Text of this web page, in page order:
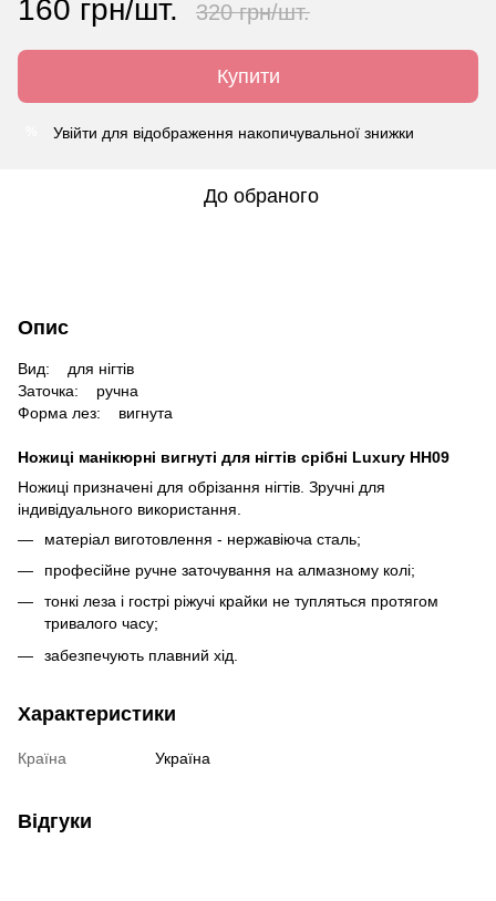
160 грн/шт. 320 грн/шт.
Купити
Увійти для відображення накопичувальної знижки
До обраного
Опис
Вид:
для нігтів
Заточка:
ручна
Форма лез:
вигнута
Ножиці манікюрні вигнуті для нігтів срібні Luxury HH09
Ножиці призначені для обрізання нігтів. Зручні для
індивідуального використання.
матеріал виготовлення - нержавіюча сталь;
професійне ручне заточування на алмазному колі;
тонкі леза і гострі ріжучі крайки не тупляться протягом
тривалого часу;
забезпечують плавний хід.
Характеристики
Країна Україна
Відгуки